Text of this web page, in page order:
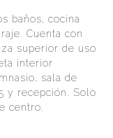
baños, cocina
Cuenta con
superior de uso
interior
sala de
y recepción. Solo
centro.